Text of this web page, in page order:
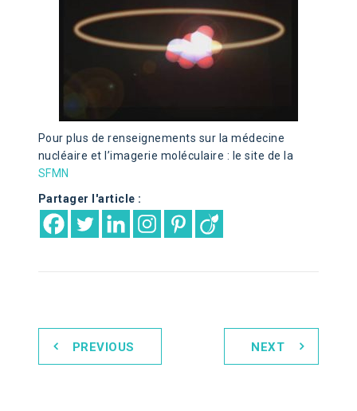
Pour plus de renseignements sur la médecine
nucléaire et l’imagerie moléculaire : le site de la
SFMN
Partager l'article :
PREVIOUS NEXT